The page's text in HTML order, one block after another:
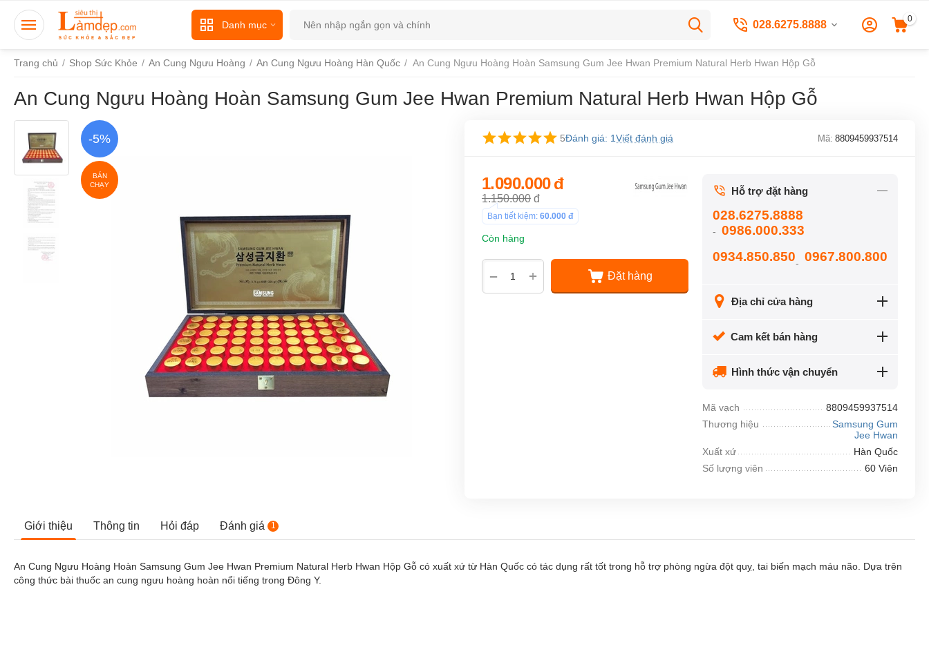
Danh mục 028.6275.8888 0
Trang chủ / Shop Sức Khỏe / An Cung Ngưu Hoàng / An Cung Ngưu Hoàng Hàn Quốc / An Cung Ngưu Hoàng Hoàn Samsung Gum Jee Hwan Premium Natural Herb Hwan Hộp Gỗ
An Cung Ngưu Hoàng Hoàn Samsung Gum Jee Hwan Premium Natural Herb Hwan Hộp Gỗ
-5%
BÁN
CHẠY
5Đánh giá: 1Viết đánh giá Mã: 8809459937514
1.090.000đ
1.150.000 đ
Bạn tiết kiệm: 60.000 đ
Còn hàng
+
− Đặt hàng
Hỗ trợ đặt hàng
028.6275.8888
- 0986.000.333
0934.850.850- 0967.800.800
Địa chỉ cửa hàng
Cam kết bán hàng
Hình thức vận chuyển
Mã vạch
8809459937514
Thương hiệu
Samsung Gum
Jee Hwan
Xuất xứ
Hàn Quốc
Số lượng viên
60 Viên
Giới thiệu Thông tin Hỏi đáp Đánh giá 1
An Cung Ngưu Hoàng Hoàn Samsung Gum Jee Hwan Premium Natural Herb Hwan Hộp Gỗ có xuất xứ từ Hàn Quốc có tác dụng rất tốt trong hỗ trợ phòng ngừa đột quỵ, tai biến mạch máu não. Dựa trên
công thức bài thuốc an cung ngưu hoàng hoàn nổi tiếng trong Đông Y.